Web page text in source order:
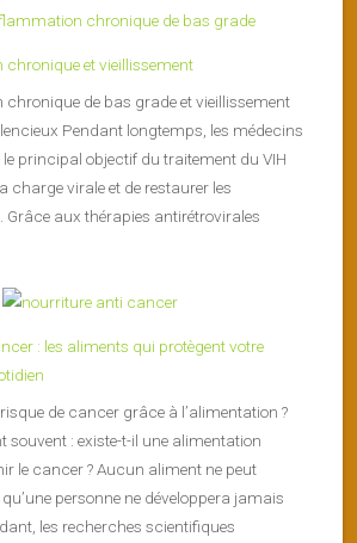
et vieillissement
de bas grade et vieillissement
Pendant longtemps, les médecins
principal objectif du traitement du VIH
charge virale et de restaurer les
Grâce aux thérapies antirétrovirales
: les aliments qui protègent votre
de cancer grâce à l’alimentation ?
souvent : existe-t-il une alimentation
le cancer ? Aucun aliment ne peut
personne ne développera jamais
les recherches scientifiques